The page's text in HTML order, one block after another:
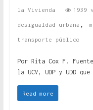
la Vivienda 1939
desigualdad urbana ,
transporte público
Por Rita Cox F.
la UCV, UDP y UDD
Read more